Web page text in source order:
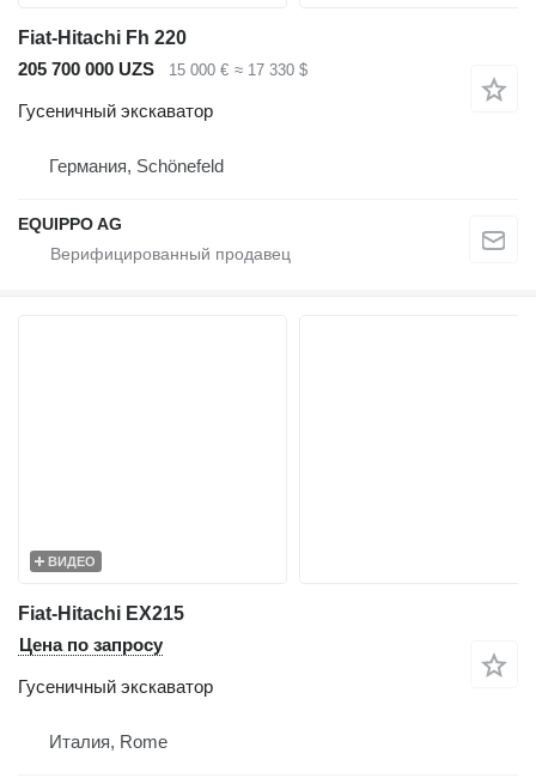
Fiat-Hitachi Fh 220
205 700 000 UZS
15 000 € ≈ 17 330 $
Гусеничный экскаватор
Германия, Schönefeld
EQUIPPO AG
ВИДЕО
Fiat-Hitachi EX215
Цена по запросу
Гусеничный экскаватор
Италия, Rome